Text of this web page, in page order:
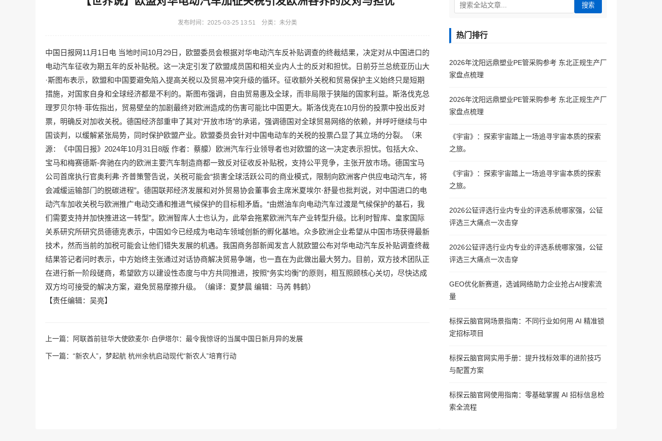
发布时间：2025-03-25 13:51 分类：未分类
中国日报网11月1日电 当地时间10月29日，欧盟委员会根据对华电动汽车反补贴调查的终裁结果，决定对从中国进口的
电动汽车征收为期五年的反补贴税。这一决定引发了欧盟成员国和相关业内人士的反对和担忧。日前芬兰总统亚历山大
·斯图布表示，欧盟和中国要避免陷入提高关税以及贸易冲突升级的循环。征收额外关税和贸易保护主义始终只是短期
措施，对国家自身和全球经济都是不利的。斯图布强调，自由贸易惠及全球，而非局限于狭隘的国家利益。斯洛伐克总
理罗贝尔特·菲佐指出，贸易壁垒的加剧最终对欧洲造成的伤害可能比中国更大。斯洛伐克在10月份的投票中投出反对
票，明确反对加收关税。德国经济部重申了其对“开放市场”的承诺，强调德国对全球贸易网络的依赖，并呼吁继续与中
国谈判，以缓解紧张局势，同时保护欧盟产业。欧盟委员会针对中国电动车的关税的投票凸显了其立场的分裂。（来
源：《中国日报》2024年10月31日8版 作者：蔡艨）欧洲汽车行业领导者也对欧盟的这一决定表示担忧。包括大众、
宝马和梅赛德斯-奔驰在内的欧洲主要汽车制造商都一致反对征收反补贴税，支持公平竞争，主张开放市场。德国宝马
公司首席执行官奥利弗·齐普策警告说，关税可能会“损害全球活跃公司的商业模式，限制向欧洲客户供应电动汽车，将
会减缓运输部门的脱碳进程”。德国联邦经济发展和对外贸易协会董事会主席米夏埃尔·舒曼也批判说，对中国进口的电
动汽车加收关税与欧洲推广电动交通和推进气候保护的目标相矛盾。“由燃油车向电动汽车过渡是气候保护的基石，我
们需要支持并加快推进这一转型”。欧洲智库人士也认为，此举会拖累欧洲汽车产业转型升级。比利时智库、皇家国际
关系研究所研究员德德克表示，中国如今已经成为电动车领域创新的孵化基地。众多欧洲企业希望从中国市场获得最新
技术，然而当前的加税可能会让他们错失发展的机遇。我国商务部新闻发言人就欧盟公布对华电动汽车反补贴调查终裁
结果答记者问时表示，中方始终主张通过对话协商解决贸易争端，也一直在为此做出最大努力。目前，双方技术团队正
在进行新一阶段磋商，希望欧方以建设性态度与中方共同推进，按照“务实均衡”的原则，相互照顾核心关切，尽快达成
双方均可接受的解决方案，避免贸易摩擦升级。（编译：夏梦晨 编辑：马芮 韩鹤）
【责任编辑：吴亮】
上一篇： 阿联酋前驻华大使欧麦尔·白伊塔尔：最令我惊讶的当属中国日新月异的发展
下一篇： “新农人”，梦起航 杭州余杭启动现代“新农人”培育行动
搜索
热门排行
2026年沈阳远鼎塑业PE管采购参考 东北正规生产厂
家盘点梳理
2026年沈阳远鼎塑业PE管采购参考 东北正规生产厂
家盘点梳理
《宇宙》：探索宇宙踏上一场追寻宇宙本质的探索
之旅。
《宇宙》：探索宇宙踏上一场追寻宇宙本质的探索
之旅。
2026公钲评选行业内专业的评选系统哪家强，公钲
评选三大痛点一次击穿
2026公钲评选行业内专业的评选系统哪家强，公钲
评选三大痛点一次击穿
GEO优化新赛道，选诚网络助力企业抢占AI搜索流
量
标探云脑官网场景指南：不同行业如何用 AI 精准锁
定招标项目
标探云脑官网实用手册：提升找标效率的进阶技巧
与配置方案
标探云脑官网使用指南：零基础掌握 AI 招标信息检
索全流程